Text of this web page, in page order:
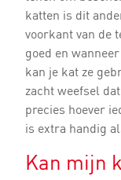
katten is dit
voorkant van de
goed en
kan je kat ze
zacht weefsel
precies hoever
is extra handig
Kan mijn